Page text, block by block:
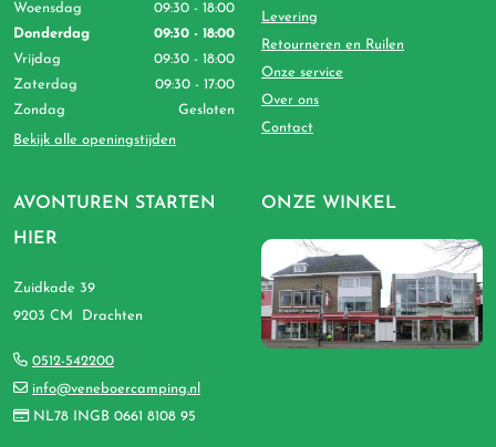
AVONTUREN STARTEN
HIER
Zuidkade 39
9203 CM Drachten
0512-542200
info@veneboercamping.nl
NL78 INGB 0661 8108 95
Woensdag
09:30 - 18:00
Donderdag
09:30 - 18:00
Vrijdag
09:30 - 18:00
Zaterdag
09:30 - 17:00
Zondag
Gesloten
Bekijk alle openingstijden
Levering
Retourneren en Ruilen
Onze service
Over ons
Contact
ONZE WINKEL